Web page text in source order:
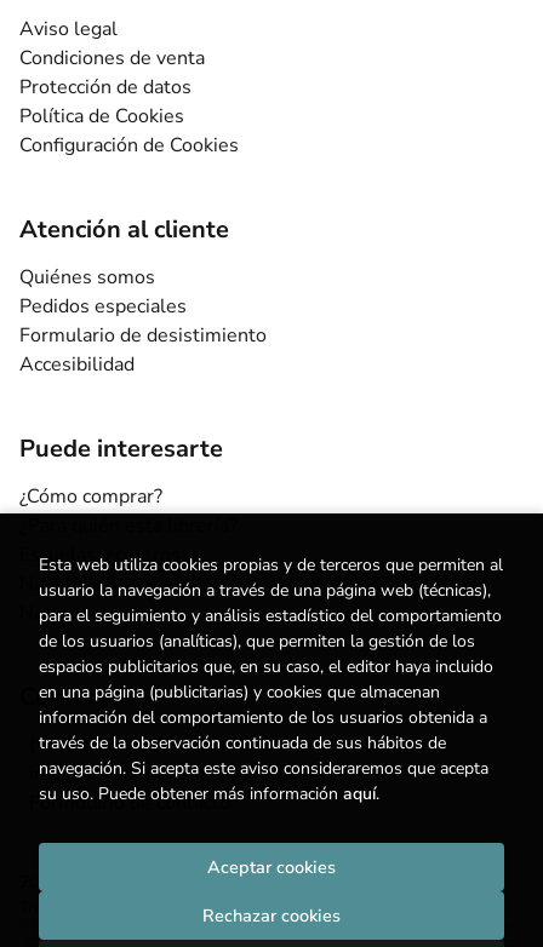
Aviso legal
Condiciones de venta
Protección de datos
Política de Cookies
Configuración de Cookies
Atención al cliente
Quiénes somos
Pedidos especiales
Formulario de desistimiento
Accesibilidad
Puede interesarte
¿Cómo comprar?
Escuelas y centros
Nuestros Servicios
Noticias
Contacto
(+34) 615 55 96 54
info@degestalt.com
Formulario de contacto
2026 ©
. Todos los Derechos Reservados |
Esta web utiliza cookies propias y de terceros que permiten al
usuario la navegación a través de una página web (técnicas),
para el seguimiento y análisis estadístico del comportamiento
de los usuarios (analíticas), que permiten la gestión de los
espacios publicitarios que, en su caso, el editor haya incluido
en una página (publicitarias) y cookies que almacenan
información del comportamiento de los usuarios obtenida a
través de la observación continuada de sus hábitos de
navegación. Si acepta este aviso consideraremos que acepta
su uso. Puede obtener más información aquí.
Rechazar cookies
Aceptar cookies